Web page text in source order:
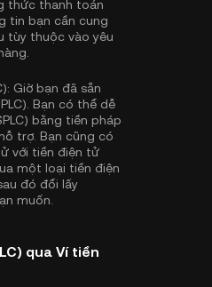
thức thanh toán
tin bạn cần cung
tùy thuộc vào yêu
Giờ bạn đã sẵn
Bạn có thể dễ
bằng tiền pháp
trợ. Bạn cũng có
với tiền điện tử
một loại tiền điện
sau đó đổi lấy
muốn.
qua Ví tiền